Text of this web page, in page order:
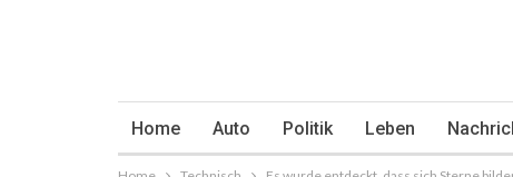
Home Auto Politik Leben